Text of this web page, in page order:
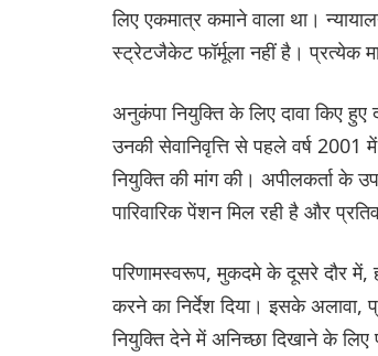
लिए एकमात्र कमाने वाला था।
स्ट्रेटजैकेट फॉर्मूला नहीं है। प्रत्येक
अनुकंपा नियुक्ति के लिए दावा किए
उनकी सेवानिवृत्ति से पहले वर्ष
नियुक्ति की मांग की। अपीलकर्ता के
पारिवारिक पेंशन मिल रही है और
परिणामस्वरूप, मुकदमे के दूसरे दौर में,
करने का निर्देश दिया। इसके अलावा,
नियुक्ति देने में अनिच्छा दिखाने के लिए